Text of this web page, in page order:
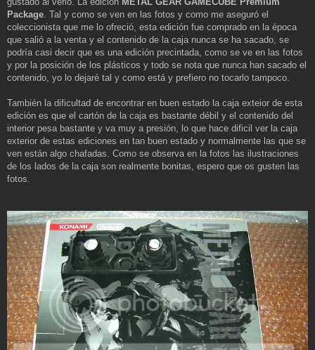
j
e
Package. Tal y como se ven en las fotos y como me aseguró el
coleccionista que me lo ofreció, esta edición fue comprado en la época
que salió a la venta y el contenido de la caja nunca se ha sacado, se
podría casi decir que es una edición precintada, como se ve en las fotos
y por la posición de los plásticos y todo se nota que nunca han sacado el
contenido, yo lo dejaré tal y como está y prefiero no tocarlo tampoco.
También la dificultad de encontrar en buen estado la caja exteior de esta
edición es que el cartón de la caja es bastante débil y el contenido del
interior pesa bastante y va muy a presión, lo que hace dificil ver la caja
exterior de estas ediciones en tan buen estado y normalmente las que se
ven están algo chafadas. Como se observa en la fotos las ilustraciones
de los lados de la caja son realmente bonitas, espero que os gusten las
fotos.